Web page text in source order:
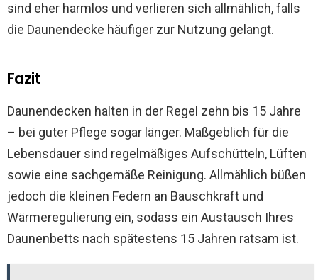
sind eher harmlos und verlieren sich allmählich, falls
die Daunendecke häufiger zur Nutzung gelangt.
Fazit
Daunendecken halten in der Regel zehn bis 15 Jahre
– bei guter Pflege sogar länger. Maßgeblich für die
Lebensdauer sind regelmäßiges Aufschütteln, Lüften
sowie eine sachgemäße Reinigung. Allmählich büßen
jedoch die kleinen Federn an Bauschkraft und
Wärmeregulierung ein, sodass ein Austausch Ihres
Daunenbetts nach spätestens 15 Jahren ratsam ist.